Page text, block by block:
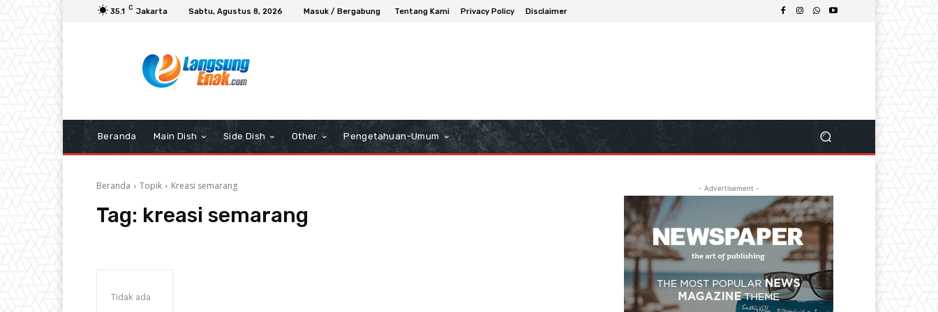
35.1 C Jakarta Sabtu, Agustus 8, 2026 Masuk / Bergabung Tentang Kami Privacy Policy Disclaimer
Beranda Main Dish Side Dish Other Pengetahuan-Umum
Beranda Topik Kreasi semarang
Tag: kreasi semarang
Tidak ada
- Advertisement -